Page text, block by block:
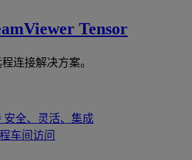
Tensor
连接解决方案。
安全、灵活、集成
车间访问